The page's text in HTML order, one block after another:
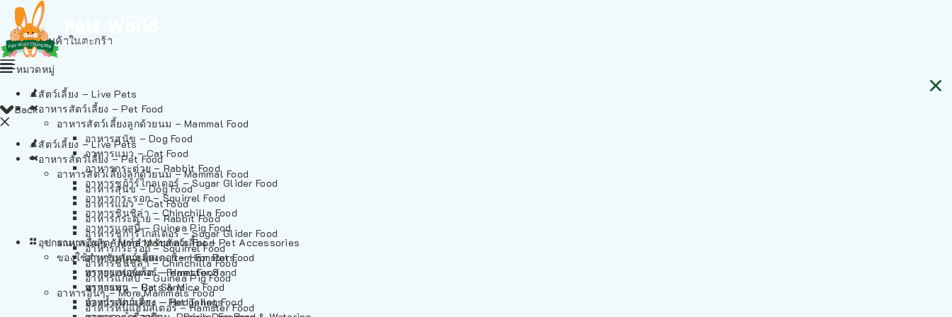
ไม่มีสินค้าในตะกร้า
Back
สัตว์เลี้ยง – Live Pets
อาหารสัตว์เลี้ยง – Pet Food
อาหารสัตว์เลี้ยงลูกด้วยนม – Mammal Food
อาหารสุนัข – Dog Food
อาหารแมว – Cat Food
อาหารกระต่าย – Rabbit Food
อาหารชูก้าร์ไกลเดอร์ – Sugar Glider Food
อาหารกระรอก – Squirrel Food
อาหารชินชิล่า – Chinchilla Food
อาหารแกสบี้ – Guinea Pig Food
อาหารอื่นๆ – More Mammals Food
อาหารหนูแฮมสเตอร์ – Hamster Food
หมวดหมู่
สัตว์เลี้ยง – Live Pets
อาหารสัตว์เลี้ยง – Pet Food
อาหารสัตว์เลี้ยงลูกด้วยนม – Mammal Food
อาหารสุนัข – Dog Food
อาหารแมว – Cat Food
อาหารกระต่าย – Rabbit Food
อาหารชูก้าร์ไกลเดอร์ – Sugar Glider Food
อาหารกระรอก – Squirrel Food
อาหารชินชิล่า – Chinchilla Food
อาหารแกสบี้ – Guinea Pig Food
อาหารอื่นๆ – More Mammals Food
อาหารหนูแฮมสเตอร์ – Hamster Food
อาหารเฟอร์เร็ต – Ferret Food
อาหารหนู – Rats & Mice Food
อาหารเม่นแคระ – Hedgehog Food
อุปกรณและผลิตภัณฑ์สำหรับสัตว์เลี้ยง – Pet Accessories
ของใช้สำหรับสัตว์เลี้ยง – Item For Pets
ทรายแฮมสเตอร์ – Hamster Sand
ทรายแมว – Cat Sand
ห้องน้ำสัตว์เลี้ยง – Pet Toilets